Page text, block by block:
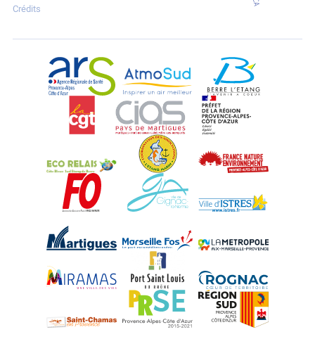
Crédits
ARS Paca AtmoSud Berre l'Etang
CIAS
Eco-Relais Côte BleueEtang marin
Force Ouvrière Gignac-la-Nerthe
Port-Saint-Louis
Saint-Chamas PRSE Région Sud